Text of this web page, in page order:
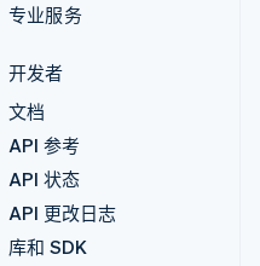
专业服务
开发者
文档
API 参考
API 状态
API 更改日志
库和 SDK